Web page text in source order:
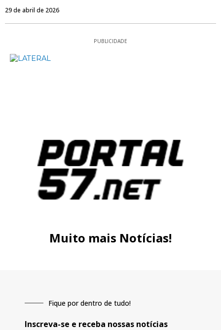
29 de abril de 2026
PUBLICIDADE
Muito mais Notícias!
Fique por dentro de tudo!
Inscreva-se e receba nossas notícias